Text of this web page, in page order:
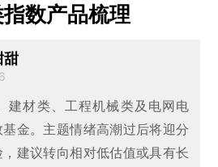
数产品梳理
甜
建材类、工程机械类及电网电
金。主题情绪高潮过后将迎分
建议转向相对低估值或具有长